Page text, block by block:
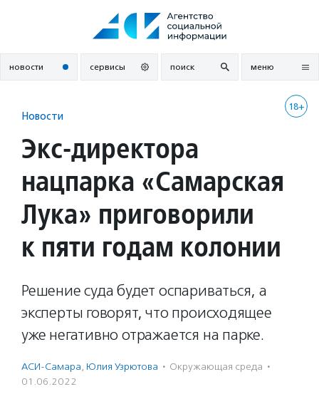
новости сервисы поиск меню
18+
Новости
Экс-директора
нацпарка «Самарская
Лука» приговорили
к пяти годам колонии
Решение суда будет оспариваться, а
эксперты говорят, что происходящее
уже негативно отражается на парке.
АСИ-Самара, Юлия Узрютова · Окружающая среда ·
01.06.2022